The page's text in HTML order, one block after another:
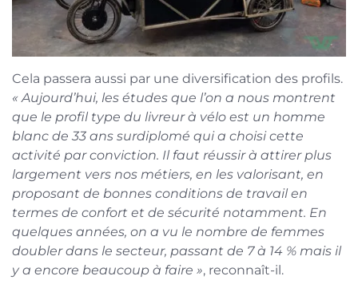
Cela passera aussi par une diversification des profils.
« Aujourd’hui, les études que l’on a nous montrent
que le profil type du livreur à vélo est un homme
blanc de 33 ans surdiplomé qui a choisi cette
activité par conviction. Il faut réussir à attirer plus
largement vers nos métiers, en les valorisant, en
proposant de bonnes conditions de travail en
termes de confort et de sécurité notamment. En
quelques années, on a vu le nombre de femmes
doubler dans le secteur, passant de 7 à 14 % mais il
y a encore beaucoup à faire », reconnaît-il.